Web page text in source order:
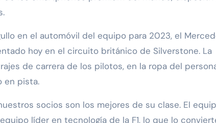
en el automóvil del equipo para 2023, el
hoy en el circuito británico de Silverstone. La
de carrera de los pilotos, en la ropa del
en pista.
socios son los mejores de su clase. El
líder en tecnología de la F1, lo que lo